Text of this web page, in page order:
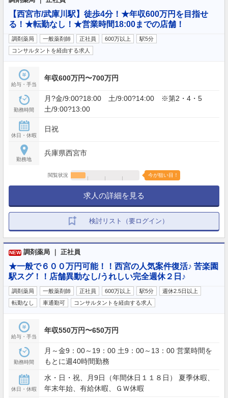
【西宮市/武庫川駅】徒歩4分！★年収600万円を目指せ
る！★転勤なし！★営業時間18:00までの店舗！
調剤薬局 一般薬剤師 正社員 600万以上
駅5分
コンサルタントを経由する求人
給与・手当
年収600万円〜700万円
勤務時間
月?金/9:00?18:00 土/9:00?14:00 ※第2・4・5
土/9:00?13:00
休日・休暇
日祝
勤務地
兵庫県西宮市
閲覧状況 今が狙い目！
求人の詳細を見る
検討リスト（要ログイン）
NEW 調剤薬局 ｜ 正社員
★一般で６００万円可能！！西宮の人気案件復活♪ 苦楽園
駅スグ！！店舗異動なし/うれしい完全週休２日♪
調剤薬局 一般薬剤師 正社員 600万以上 駅5分
週休2.5日以上
転勤なし
車通勤可 コンサルタントを経由する求人
給与・手当
年収550万円〜650万円
勤務時間
月～金9：00～19：00 土9：00～13：00 営業時間を
もとに週40時間勤務
休日・休暇
水・日・祝、月9日（年間休日１１８日） 夏季休暇、
年末年始、有給休暇、ＧＷ休暇